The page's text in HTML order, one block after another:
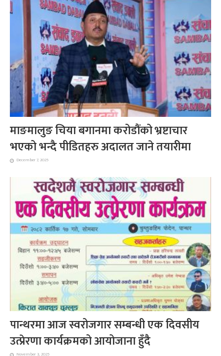
माङमालुङ चिया बगानमा करोडौंको भ्रष्टाचार
भएको भन्दै पीडितहरु अदालत जाने तयारीमा
December 7, 2025
पान्थरमा आज स्वरोजगार सम्बन्धी एक दिवसीय
उत्प्रेरणा कार्यक्रमको आयोजाना हुँदै
November 3, 2025